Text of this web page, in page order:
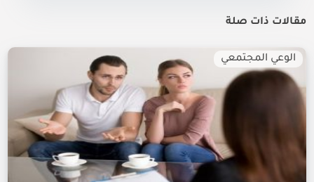
مقالات ذات صلة
الوعي المجتمعي